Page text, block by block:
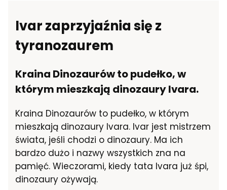
Ivar zaprzyjaźnia się z
tyranozaurem
Kraina Dinozaurów to pudełko, w
którym mieszkają dinozaury Ivara.
Kraina Dinozaurów to pudełko, w którym
mieszkają dinozaury Ivara. Ivar jest mistrzem
świata, jeśli chodzi o dinozaury. Ma ich
bardzo dużo i nazwy wszystkich zna na
pamięć. Wieczorami, kiedy tata Ivara już śpi,
dinozaury ożywają.